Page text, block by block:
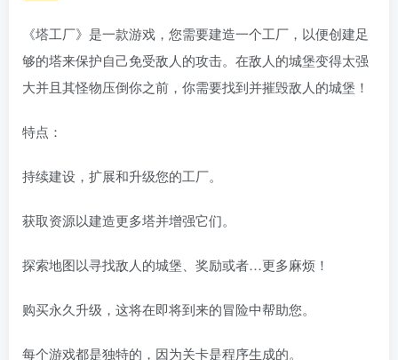
《塔工厂》是一款游戏，您需要建造一个工厂，以便创建足
够的塔来保护自己免受敌人的攻击。在敌人的城堡变得太强
大并且其怪物压倒你之前，你需要找到并摧毁敌人的城堡！
特点：
持续建设，扩展和升级您的工厂。
获取资源以建造更多塔并增强它们。
探索地图以寻找敌人的城堡、奖励或者…更多麻烦！
购买永久升级，这将在即将到来的冒险中帮助您。
每个游戏都是独特的，因为关卡是程序生成的。